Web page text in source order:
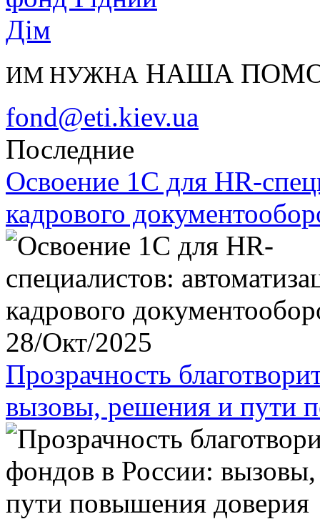
ИМ НУЖНА НАША
fond@eti.kiev.ua
Последние
Освоение 1С для HR-
кадрового
28/Окт/2025
Прозрачность
вызовы, решения и пути